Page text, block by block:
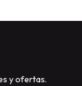
y ofertas.